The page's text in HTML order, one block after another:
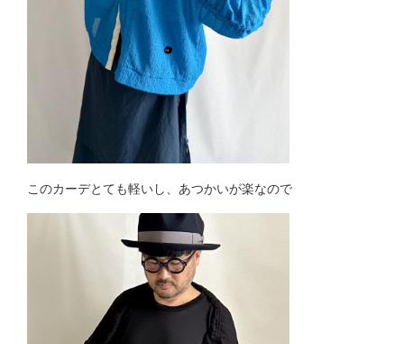
このカーデとても軽いし、あつかいが楽なので